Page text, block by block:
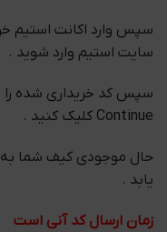
سپس وارد اکانت استیم
سایت استیم وارد شوید .
سپس کد خریداری شده را
Continue کلیک کنید .
یابد .
زمان ارسال کد آنی است